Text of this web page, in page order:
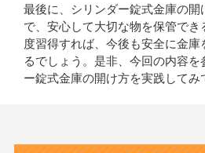
最後に、シリンダー錠式金庫の開
で、安心して大切な物を保管でき
度習得すれば、今後も安全に金庫
るでしょう。是非、今回の内容
ー錠式金庫の開け方を実践してみ